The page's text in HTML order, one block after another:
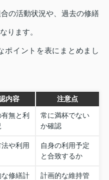
の活動状況や、過去の修繕
ります。
ポイントを表にまとめまし
内容 注意点
無と利
常に満杯でない
か確認
や利用
自身の利用予定
と合致するか
修繕計
計画的な維持管